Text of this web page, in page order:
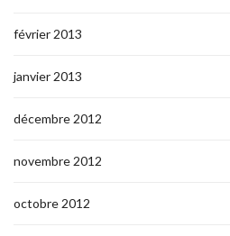
février 2013
janvier 2013
décembre 2012
novembre 2012
octobre 2012